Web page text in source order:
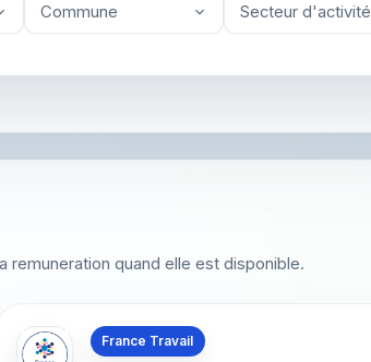
Commune Secteur d'activité
remuneration quand elle est disponible.
France Travail
Offres en Saint-Pierre-et-Miquelon